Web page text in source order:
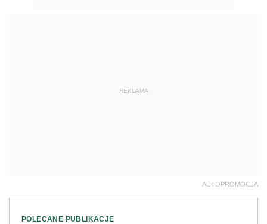
REKLAMA
AUTOPROMOCJA
POLECANE PUBLIKACJE